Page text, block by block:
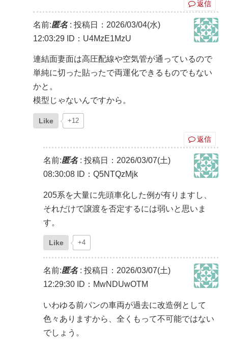
返信
名前:匿名: 投稿日：2026/03/04(水)
12:03:29 ID：U4MzE1MzU
連結面妻面は高圧配線や空気管が通っているので
単純に切った貼ったで両運化できるものでもない
かと。
模型じゃないんですから。
Like +12
返信
名前:匿名: 投稿日：2026/03/07(土)
08:30:08 ID：Q5NTQzMjk
205系を大量に先頭車化した例が有りますし、
それだけで譲渡を否定するには弱いと思いま
す。
Like +4
名前:匿名: 投稿日：2026/03/07(土)
12:29:30 ID：MwNDUwOTM
いわゆる前パンの車両が過去に改造例として
色々ありますから、全くもって不可能ではない
でしょう。